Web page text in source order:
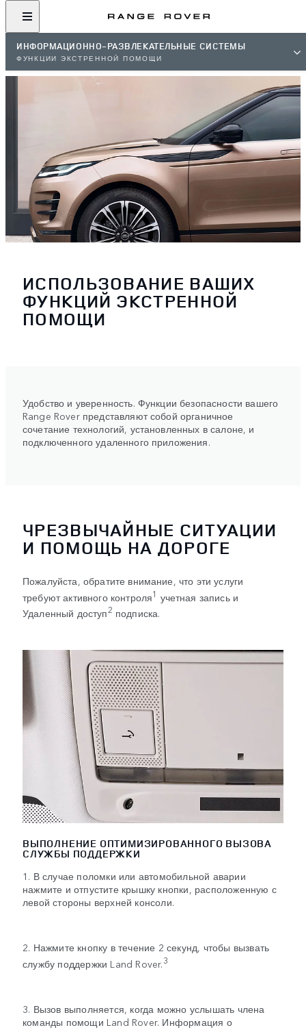
ИНФОРМАЦИОННО-РАЗВЛЕКАТЕЛЬНЫЕ СИСТЕМЫ
ФУНКЦИИ ЭКСТРЕННОЙ ПОМОЩИ
ИСПОЛЬЗОВАНИЕ ВАШИХ
ФУНКЦИЙ ЭКСТРЕННОЙ
ПОМОЩИ
Удобство и уверенность. Функции безопасности вашего
Range Rover представляют собой органичное
сочетание технологий, установленных в салоне, и
подключенного удаленного приложения.
ЧРЕЗВЫЧАЙНЫЕ СИТУАЦИИ
И ПОМОЩЬ НА ДОРОГЕ
Пожалуйста, обратите внимание, что эти услуги
требуют активного контроля1 учетная запись и
Удаленный доступ2 подписка.
ВЫПОЛНЕНИЕ ОПТИМИЗИРОВАННОГО ВЫЗОВА
СЛУЖБЫ ПОДДЕРЖКИ
1. В случае поломки или автомобильной аварии
нажмите и отпустите крышку кнопки, расположенную с
левой стороны верхней консоли.
2. Нажмите кнопку в течение 2 секунд, чтобы вызвать
службу поддержки Land Rover.3
3. Вызов выполняется, когда можно услышать члена
команды помощи Land Rover. Информация о